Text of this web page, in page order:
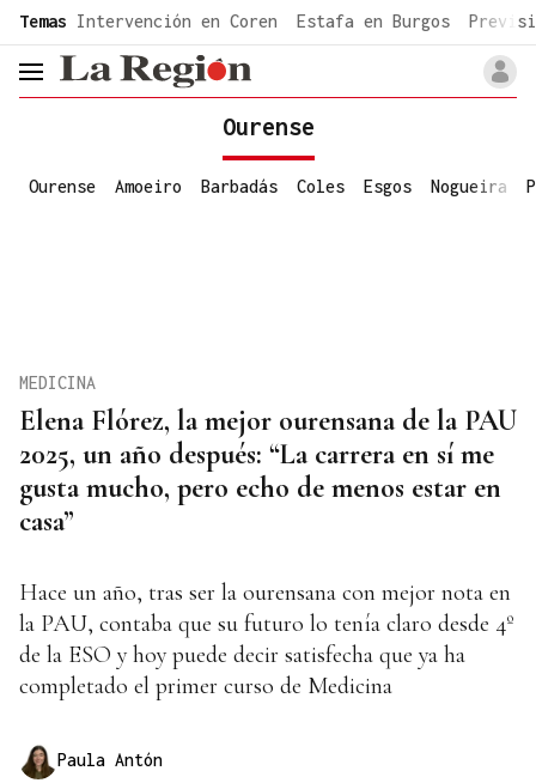
common.go-to-content
Temas Intervención en Coren Estafa en Burgos
header.menu.open
Ourense
Ourense Amoeiro Barbadás Coles Esgos Nogueira
Elena Flórez, la mejor ourensana de la PAU
2025, un año después: “La carrera en sí me
gusta mucho, pero echo de menos estar en
casa”
MEDICINA
Hace un año, tras ser la ourensana con mejor nota en
la PAU, contaba que su futuro lo tenía claro desde 4º
de la ESO y hoy puede decir satisfecha que ya ha
completado el primer curso de Medicina
Paula Antón